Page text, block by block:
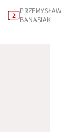
2
PRZEMYSŁAW
BANASIAK